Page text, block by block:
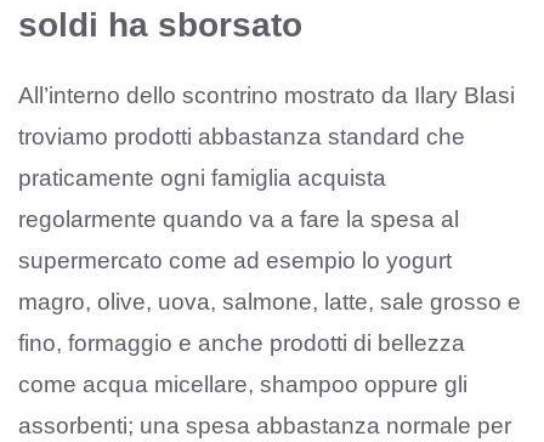
soldi ha sborsato
All’interno dello scontrino mostrato da Ilary Blasi
troviamo prodotti abbastanza standard che
praticamente ogni famiglia acquista
regolarmente quando va a fare la spesa al
supermercato come ad esempio lo yogurt
magro, olive, uova, salmone, latte, sale grosso e
fino, formaggio e anche prodotti di bellezza
come acqua micellare, shampoo oppure gli
assorbenti; una spesa abbastanza normale per